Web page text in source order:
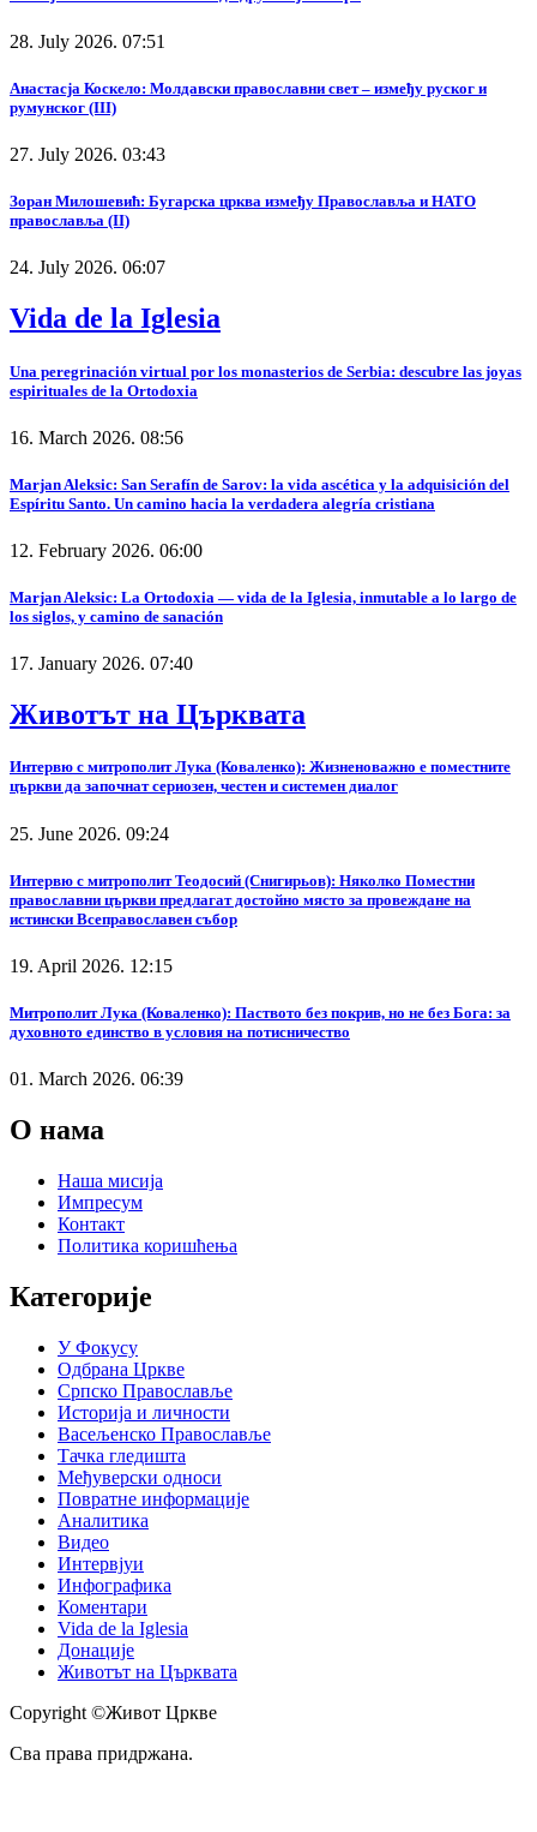
28. July 2026. 07:51
Анастасја Коскело: Молдавски православни свет – између руског и
румунског (III)
27. July 2026. 03:43
Зоран Милошевић: Бугарска црква између Православља и НАТО
православља (II)
24. July 2026. 06:07
Vida de la Iglesia
Una peregrinación virtual por los monasterios de Serbia: descubre las joyas
espirituales de la Ortodoxia
16. March 2026. 08:56
Marjan Aleksic: San Serafín de Sarov: la vida ascética y la adquisición del
Espíritu Santo. Un camino hacia la verdadera alegría cristiana
12. February 2026. 06:00
Marjan Aleksic: La Ortodoxia — vida de la Iglesia, inmutable a lo largo de
los siglos, y camino de sanación
17. January 2026. 07:40
Животът на Църквата
Интервю с митрополит Лука (Коваленко): Жизненоважно е поместните
църкви да започнат сериозен, честен и системен диалог
25. June 2026. 09:24
Интервю с митрополит Теодосий (Снигирьов): Няколко Поместни
православни църкви предлагат достойно място за провеждане на
истински Всеправославен събор
19. April 2026. 12:15
Митрополит Лука (Коваленко): Паството без покрив, но не без Бога: за
духовното единство в условия на потисничество
01. March 2026. 06:39
О нама
Наша мисија
Импресум
Контакт
Политика коришћења
Категорије
У Фокусу
Одбрана Цркве
Српско Православље
Историја и личности
Васељенско Православље
Тачка гледишта
Међуверски односи
Повратне информације
Аналитика
Видео
Интервјуи
Инфографика
Коментари
Vida de la Iglesia
Донације
Животът на Църквата
Copyright ©Живот Цркве
Сва права придржана.